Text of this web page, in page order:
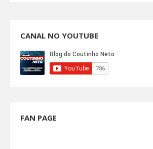
CANAL NO YOUTUBE
FAN PAGE